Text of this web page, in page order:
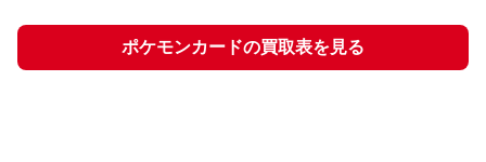
ポケモンカードの買取表を見る